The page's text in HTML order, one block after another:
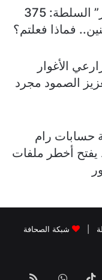
سخرية من “إنجاز” السلطة: 375
فماذا فعلتم؟
الأغوار
الصمود مجرد
حسابات رام
يفتح أخطر ملفات
شبكة الصحافة